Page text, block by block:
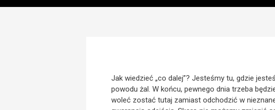
Jak wiedzieć „co dalej”? Jesteśmy tu, gdzie
powodu żal. W końcu, pewnego dnia trzeba
woleć zostać tutaj zamiast odchodzić w